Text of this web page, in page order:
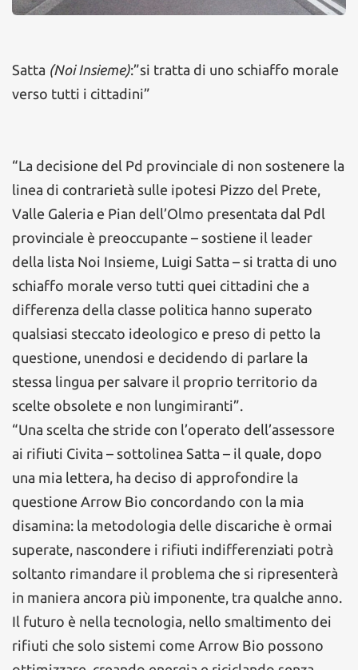
Satta (Noi Insieme):”si tratta di uno schiaffo morale
verso tutti i cittadini”
“La decisione del Pd provinciale di non sostenere la
linea di contrarietà sulle ipotesi Pizzo del Prete,
Valle Galeria e Pian dell’Olmo presentata dal Pdl
provinciale è preoccupante – sostiene il leader
della lista Noi Insieme, Luigi Satta – si tratta di uno
schiaffo morale verso tutti quei cittadini che a
differenza della classe politica hanno superato
qualsiasi steccato ideologico e preso di petto la
questione, unendosi e decidendo di parlare la
stessa lingua per salvare il proprio territorio da
scelte obsolete e non lungimiranti”.
“Una scelta che stride con l’operato dell’assessore
ai rifiuti Civita – sottolinea Satta – il quale, dopo
una mia lettera, ha deciso di approfondire la
questione Arrow Bio concordando con la mia
disamina: la metodologia delle discariche è ormai
superate, nascondere i rifiuti indifferenziati potrà
soltanto rimandare il problema che si ripresenterà
in maniera ancora più imponente, tra qualche anno.
Il futuro è nella tecnologia, nello smaltimento dei
rifiuti che solo sistemi come Arrow Bio possono